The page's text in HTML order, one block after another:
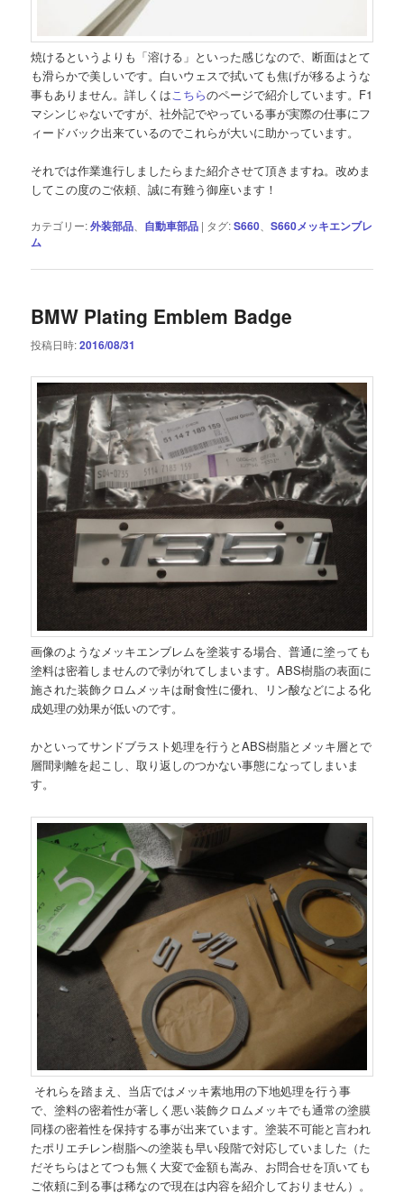
焼けるというよりも「溶ける」といった感じなので、断面はとて
も滑らかで美しいです。白いウェスで拭いても焦げが移るような
事もありません。詳しくはこちらのページで紹介しています。F1
マシンじゃないですが、社外記でやっている事が実際の仕事にフ
ィードバック出来ているのでこれらが大いに助かっています。
それでは作業進行しましたらまた紹介させて頂きますね。改めま
してこの度のご依頼、誠に有難う御座います！
カテゴリー:外装部品 自動車部品 | タグ:S660 、S660メッキエンブレ
ム
BMW Plating Emblem Badge
投稿日時:2016/08/31
画像のようなメッキエンブレムを塗装する場合、普通に塗っても
塗料は密着しませんので剥がれてしまいます。ABS樹脂の表面に
施された装飾クロムメッキは耐食性に優れ、リン酸などによる化
成処理の効果が低いのです。
かといってサンドブラスト処理を行うとABS樹脂とメッキ層とで
層間剥離を起こし、取り返しのつかない事態になってしまいま
す。
それらを踏まえ、当店ではメッキ素地用の下地処理を行う事
で、塗料の密着性が著しく悪い装飾クロムメッキでも通常の塗膜
同様の密着性を保持する事が出来ています。塗装不可能と言われ
たポリエチレン樹脂への塗装も早い段階で対応していました（た
だそちらはとてつも無く大変で金額も嵩み、お問合せを頂いても
ご依頼に到る事は稀なので現在は内容を紹介しておりません）。